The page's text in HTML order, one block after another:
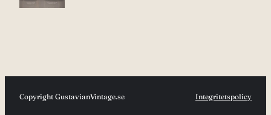
Copyright GustavianVintage.se Integritetspolicy